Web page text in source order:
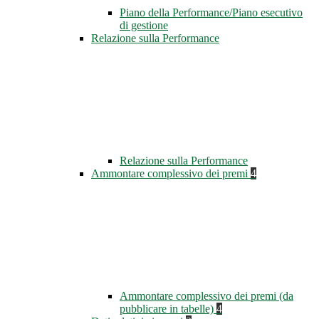
Piano della Performance/Piano esecutivo
di gestione
Relazione sulla Performance
Relazione sulla Performance
Ammontare complessivo dei premi 4
Ammontare complessivo dei premi (da
pubblicare in tabelle) 4